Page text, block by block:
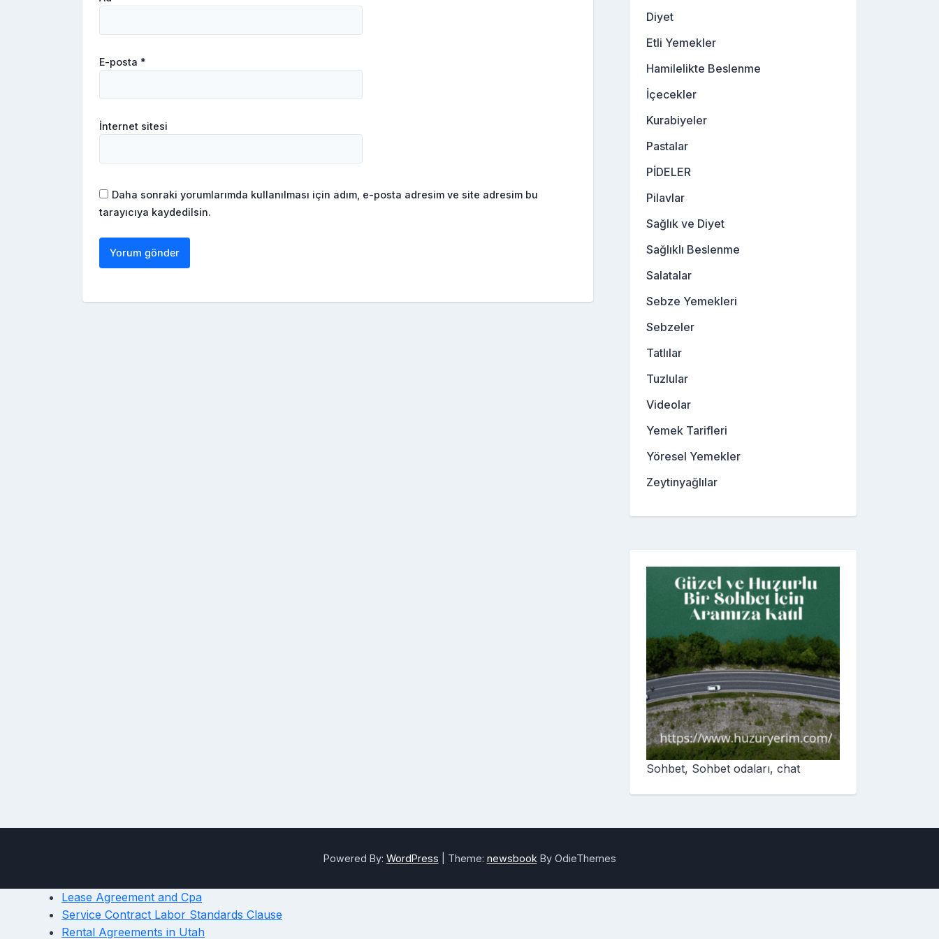
E-posta *
İnternet sitesi
Daha sonraki yorumlarımda kullanılması için adım, e-posta adresim ve site adresim bu
tarayıcıya kaydedilsin.
Diyet
Etli Yemekler
Hamilelikte Beslenme
İçecekler
Kurabiyeler
Pastalar
PİDELER
Pilavlar
Sağlık ve Diyet
Sağlıklı Beslenme
Salatalar
Sebze Yemekleri
Sebzeler
Tatlılar
Tuzlular
Videolar
Yemek Tarifleri
Yöresel Yemekler
Zeytinyağlılar
Sohbet, Sohbet odaları, chat
Powered By: WordPress Theme: newsbook By OdieThemes
Lease Agreement and Cpa
Service Contract Labor Standards Clause
Rental Agreements in Utah